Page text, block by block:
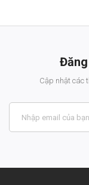
Cập nhật các